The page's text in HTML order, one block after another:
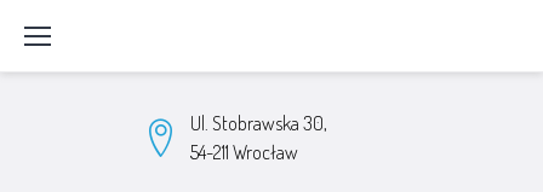
Ul. Stobrawska 30,
54-211 Wrocław